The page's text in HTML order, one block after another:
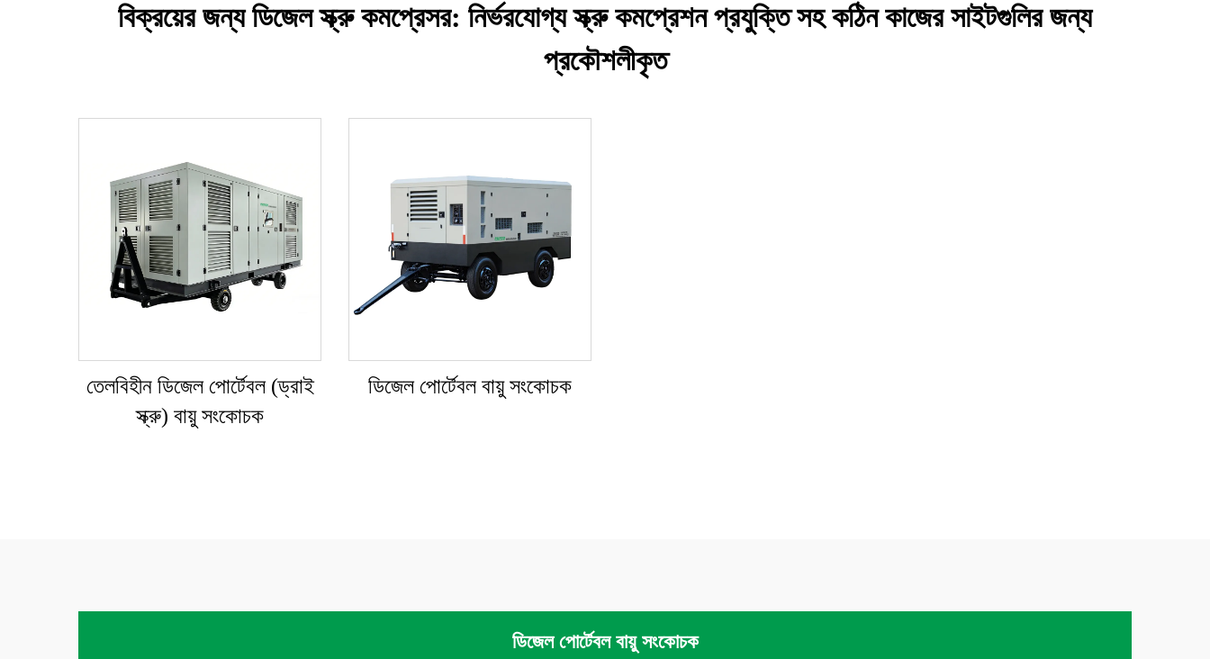
বিক্রয়ের জন্য ডিজেল স্ক্রু কমপ্রেসর: নির্ভরযোগ্য স্ক্রু কমপ্রেশন প্রযুক্তি সহ কঠিন কাজের সাইটগুলির জন্য
প্রকৌশলীকৃত
তেলবিহীন ডিজেল পোর্টেবল (ড্রাই
স্ক্রু) বায়ু সংকোচক
ডিজেল পোর্টেবল বায়ু সংকোচক
ডিজেল পোর্টেবল বায়ু সংকোচক